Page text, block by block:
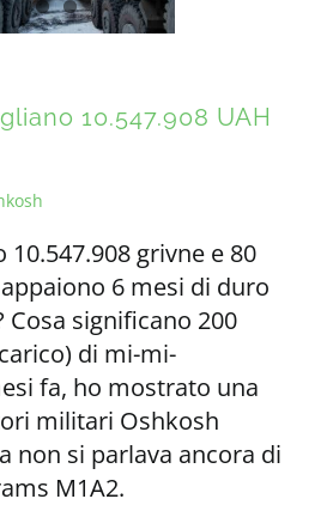
10.547.908 UAH
10.547.908 grivne e 80
6 mesi di duro
Cosa significano 200
di mi-mi-
fa, ho mostrato una
militari Oshkosh
non si parlava ancora di
M1A2.